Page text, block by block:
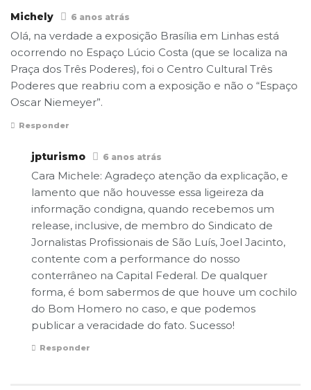
Michely 6 anos atrás
Olá, na verdade a exposição Brasília em Linhas está
ocorrendo no Espaço Lúcio Costa (que se localiza na
Praça dos Três Poderes), foi o Centro Cultural Três
Poderes que reabriu com a exposição e não o “Espaço
Oscar Niemeyer”.
Responder
jpturismo 6 anos atrás
Cara Michele: Agradeço atenção da explicação, e
lamento que não houvesse essa ligeireza da
informação condigna, quando recebemos um
release, inclusive, de membro do Sindicato de
Jornalistas Profissionais de São Luís, Joel Jacinto,
contente com a performance do nosso
conterrâneo na Capital Federal. De qualquer
forma, é bom sabermos de que houve um cochilo
do Bom Homero no caso, e que podemos
publicar a veracidade do fato. Sucesso!
Responder